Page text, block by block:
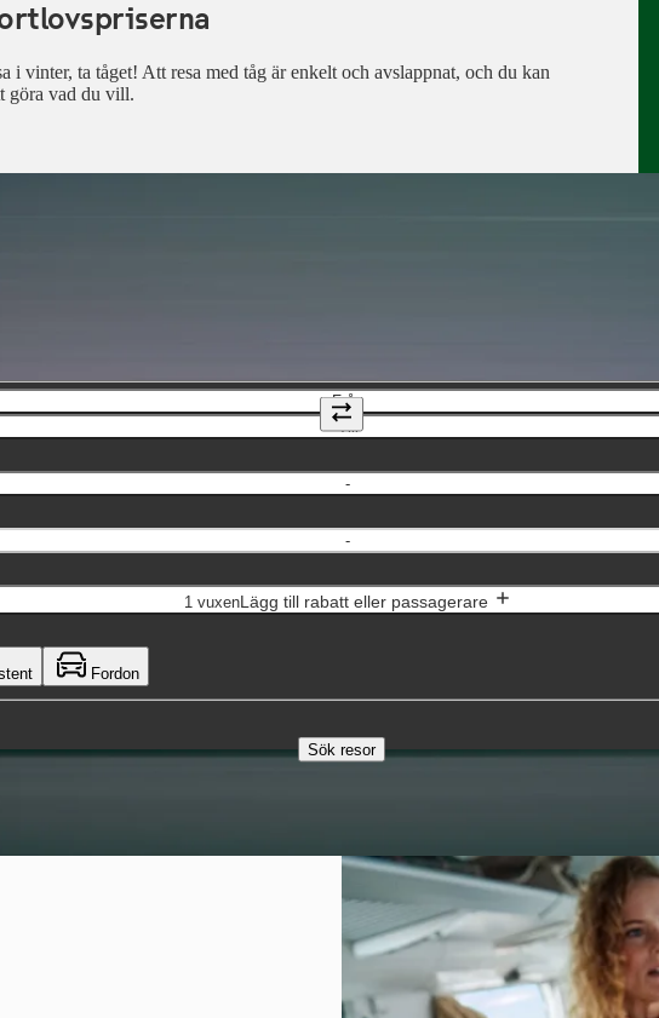
i vinter, ta tåget! Att resa med tåg är enkelt och avslappnat, och du kan
göra vad du vill.
Från
Till
-
-
1 vuxenLägg till rabatt eller passagerare
Fordon
Sök resor